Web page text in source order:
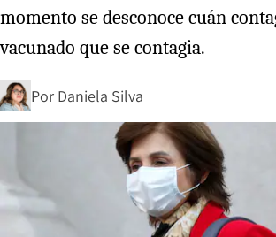
momento se desconoce cuán
vacunado que se contagia.
Por Daniela Silva